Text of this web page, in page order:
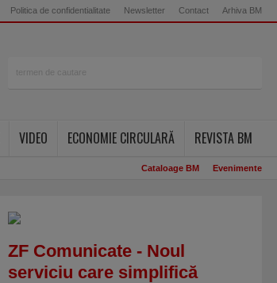
Politica de confidentialitate Newsletter Contact Arhiva BM
VIDEO ECONOMIE CIRCULARĂ REVISTA BM
Cataloage BM Evenimente
ZF Comunicate - Noul
serviciu care simplifică